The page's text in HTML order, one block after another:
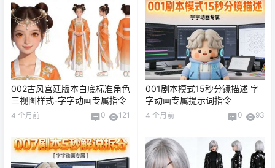
002古风宫廷版本白底标准角色
三视图样式-字字动画专属指令
4 个月前 0 121
001剧本模式15秒分镜描述 字
字动画专属提示词指令
4 个月前 0 93